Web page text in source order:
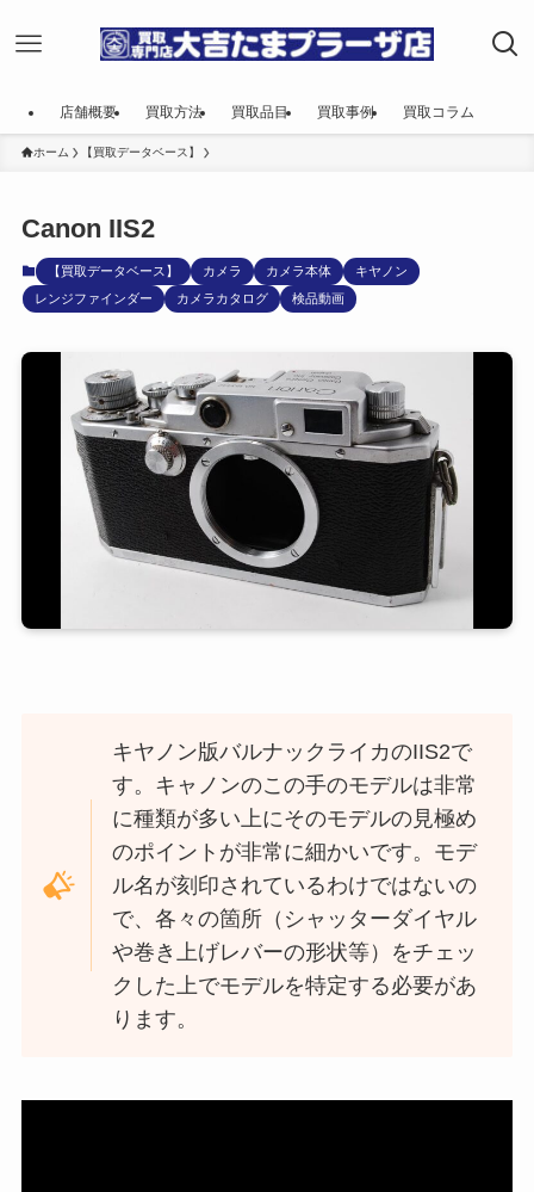
店舗概要 買取方法 買取品目 買取事例 買取コラム
ホーム 【買取データベース】
Canon IIS2
【買取データベース】 カメラ カメラ本体
キヤノン
レンジファインダー
カメラカタログ 検品動画
キヤノン版バルナックライカのIIS2で
す。キャノンのこの手のモデルは非常
に種類が多い上にそのモデルの見極め
のポイントが非常に細かいです。モデ
ル名が刻印されているわけではないの
で、各々の箇所（シャッターダイヤル
や巻き上げレバーの形状等）をチェッ
クした上でモデルを特定する必要があ
ります。